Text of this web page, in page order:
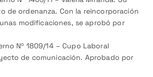
de ordenanza. Con la reincorporación
modificaciones, se aprobó por
Nº 1809/14 – Cupo Laboral
de comunicación. Aprobado por